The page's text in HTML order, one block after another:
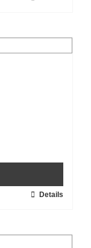
Details